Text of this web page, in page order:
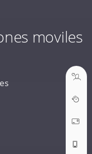
moviles